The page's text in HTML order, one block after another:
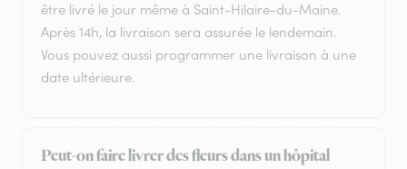
être livré le jour même à Saint-Hilaire-du-Maine.
Après 14h, la livraison sera assurée le lendemain.
Vous pouvez aussi programmer une livraison à une
date ultérieure.
Peut-on faire livrer des fleurs dans un hôpital